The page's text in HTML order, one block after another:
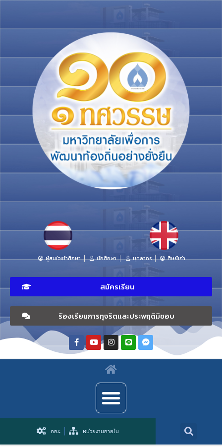
ผู้สนใจเข้าศึกษา นักศึกษา บุคลากร ศิษย์เก่า
สมัครเรียน
ร้องเรียนการทุจริตและประพฤติมิชอบ
คณะ หน่วยงานภายใน